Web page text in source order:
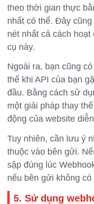
theo thời gian thực
nhất có thể. Đây
nét nhất cả cách
cụ này.
Ngoài ra, bạn cũng
thế khi API của bạn
đầu. Bằng cách sử
một giải pháp thay
động của website
Tuy nhiên, cần lưu ý
thuộc vào bên gửi.
sập đúng lúc
nếu bên gửi không
5. Sử dụng